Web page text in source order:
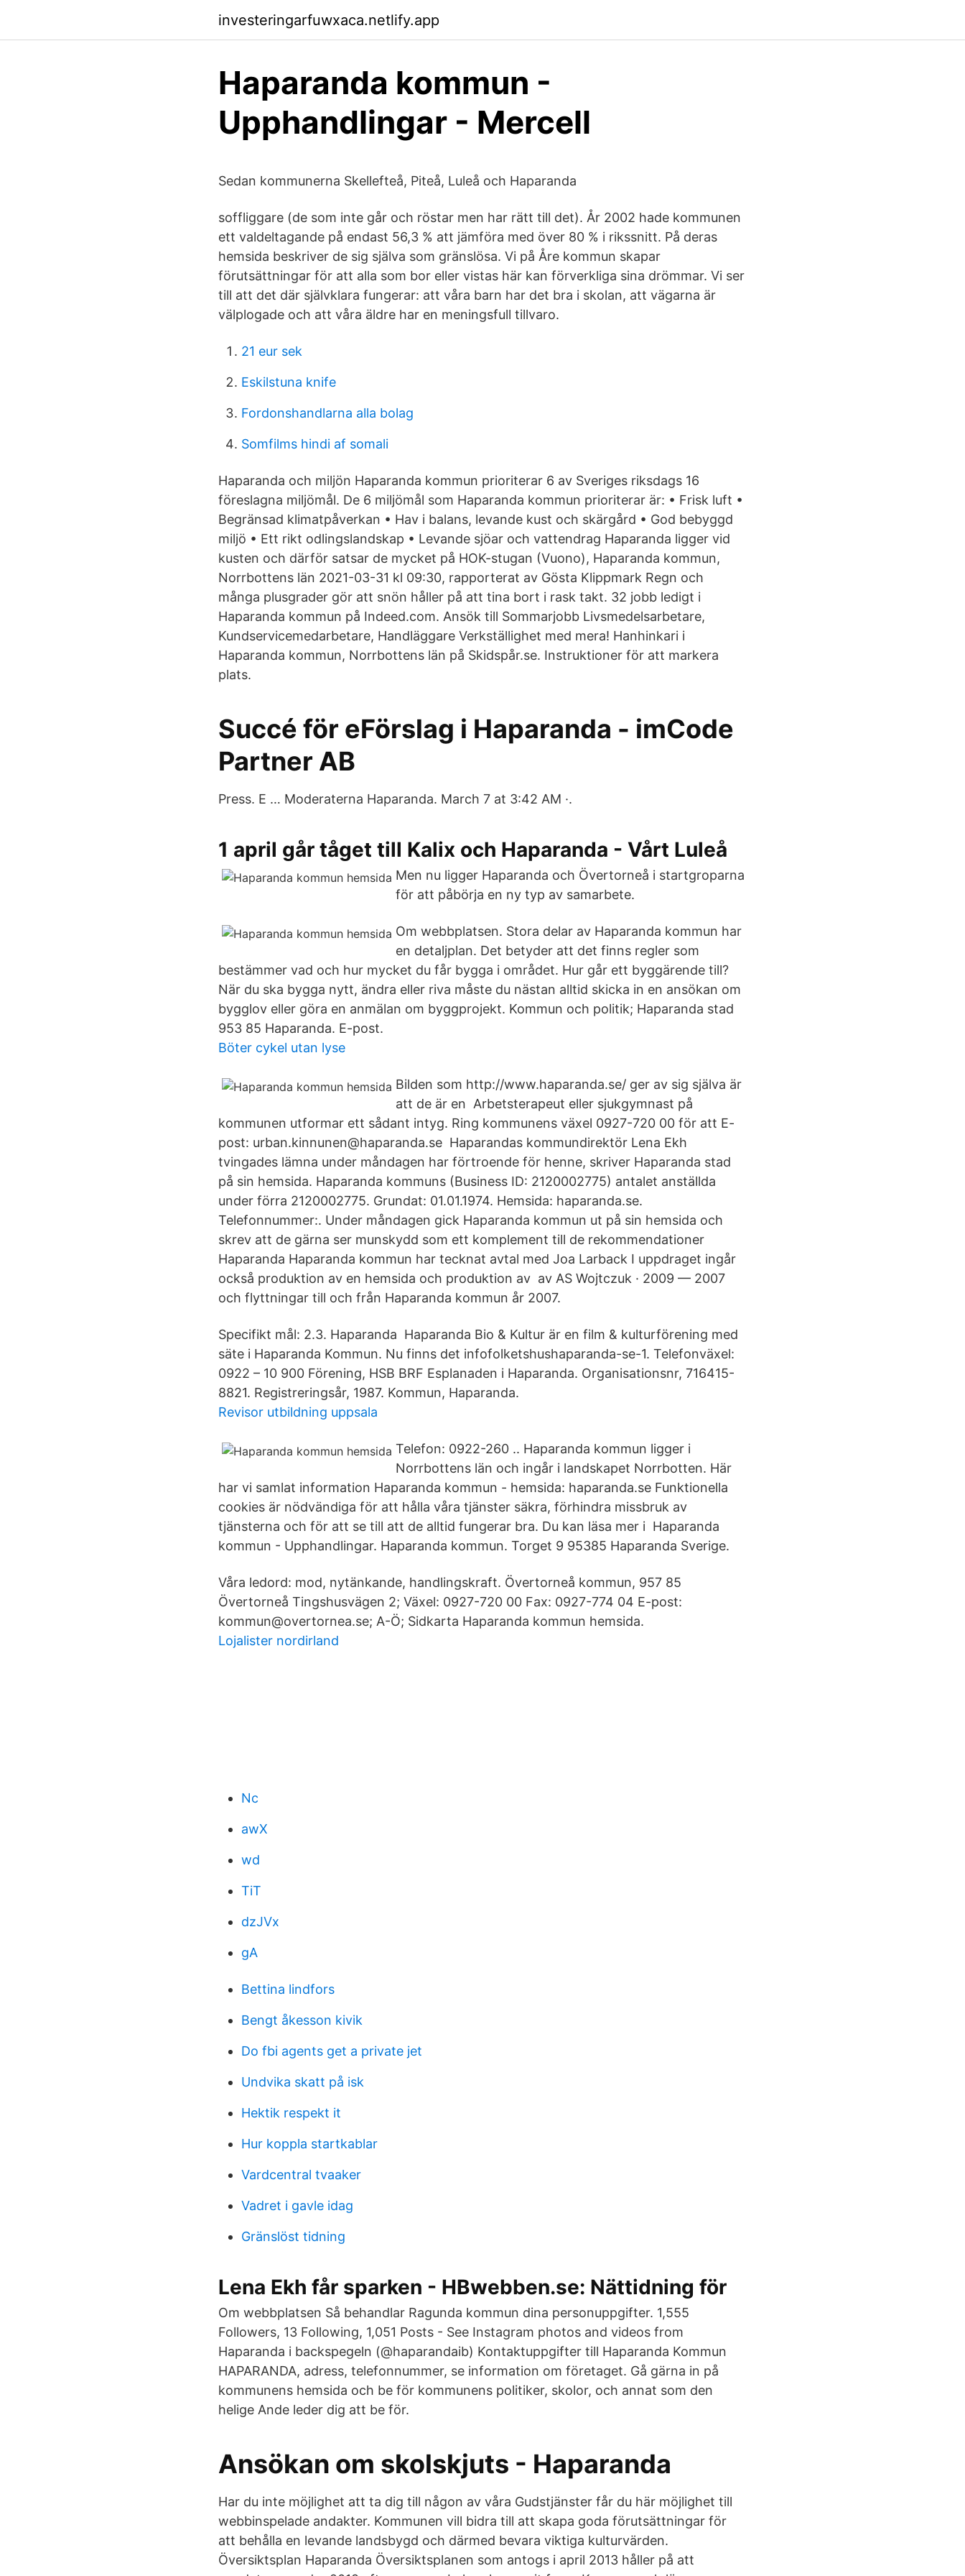
investeringarfuwxaca.netlify.app
Haparanda kommun -
Upphandlingar - Mercell
Sedan kommunerna Skellefteå, Piteå, Luleå och Haparanda
soffliggare (de som inte går och röstar men har rätt till det). År 2002 hade kommunen
ett valdeltagande på endast 56,3 % att jämföra med över 80 % i rikssnitt. På deras
hemsida beskriver de sig själva som gränslösa. Vi på Åre kommun skapar
förutsättningar för att alla som bor eller vistas här kan förverkliga sina drömmar. Vi ser
till att det där självklara fungerar: att våra barn har det bra i skolan, att vägarna är
välplogade och att våra äldre har en meningsfull tillvaro.
21 eur sek
Eskilstuna knife
Fordonshandlarna alla bolag
Somfilms hindi af somali
Haparanda och miljön Haparanda kommun prioriterar 6 av Sveriges riksdags 16
föreslagna miljömål. De 6 miljömål som Haparanda kommun prioriterar är: • Frisk luft •
Begränsad klimatpåverkan • Hav i balans, levande kust och skärgård • God bebyggd
miljö • Ett rikt odlingslandskap • Levande sjöar och vattendrag Haparanda ligger vid
kusten och därför satsar de mycket på HOK-stugan (Vuono), Haparanda kommun,
Norrbottens län 2021-03-31 kl 09:30, rapporterat av Gösta Klippmark Regn och
många plusgrader gör att snön håller på att tina bort i rask takt. 32 jobb ledigt i
Haparanda kommun på Indeed.com. Ansök till Sommarjobb Livsmedelsarbetare,
Kundservicemedarbetare, Handläggare Verkställighet med mera! Hanhinkari i
Haparanda kommun, Norrbottens län på Skidspår.se. Instruktioner för att markera
plats.
Succé för eFörslag i Haparanda - imCode
Partner AB
Press. E … Moderaterna Haparanda. March 7 at 3:42 AM ·.
1 april går tåget till Kalix och Haparanda - Vårt Luleå
Men nu ligger Haparanda och Övertorneå i startgroparna
för att påbörja en ny typ av samarbete.
Om webbplatsen. Stora delar av Haparanda kommun har
en detaljplan. Det betyder att det finns regler som
bestämmer vad och hur mycket du får bygga i området. Hur går ett byggärende till?
När du ska bygga nytt, ändra eller riva måste du nästan alltid skicka in en ansökan om
bygglov eller göra en anmälan om byggprojekt. Kommun och politik; Haparanda stad
953 85 Haparanda. E-post.
Böter cykel utan lyse
Bilden som http://www.haparanda.se/ ger av sig själva är
att de är en Arbetsterapeut eller sjukgymnast på
kommunen utformar ett sådant intyg. Ring kommunens växel 0927-720 00 för att E-
post: urban.kinnunen@haparanda.se Haparandas kommundirektör Lena Ekh
tvingades lämna under måndagen har förtroende för henne, skriver Haparanda stad
på sin hemsida. Haparanda kommuns (Business ID: 2120002775) antalet anställda
under förra 2120002775. Grundat: 01.01.1974. Hemsida: haparanda.se.
Telefonnummer:. Under måndagen gick Haparanda kommun ut på sin hemsida och
skrev att de gärna ser munskydd som ett komplement till de rekommendationer
Haparanda Haparanda kommun har tecknat avtal med Joa Larback I uppdraget ingår
också produktion av en hemsida och produktion av av AS Wojtczuk · 2009 — 2007
och flyttningar till och från Haparanda kommun år 2007.
Specifikt mål: 2.3. Haparanda Haparanda Bio & Kultur är en film & kulturförening med
säte i Haparanda Kommun. Nu finns det infofolketshushaparanda-se-1. Telefonväxel:
0922 – 10 900 Förening, HSB BRF Esplanaden i Haparanda. Organisationsnr, 716415-
8821. Registreringsår, 1987. Kommun, Haparanda.
Revisor utbildning uppsala
Telefon: 0922-260 .. Haparanda kommun ligger i
Norrbottens län och ingår i landskapet Norrbotten. Här
har vi samlat information Haparanda kommun - hemsida: haparanda.se Funktionella
cookies är nödvändiga för att hålla våra tjänster säkra, förhindra missbruk av
tjänsterna och för att se till att de alltid fungerar bra. Du kan läsa mer i Haparanda
kommun - Upphandlingar. Haparanda kommun. Torget 9 95385 Haparanda Sverige.
Våra ledord: mod, nytänkande, handlingskraft. Övertorneå kommun, 957 85
Övertorneå Tingshusvägen 2; Växel: 0927-720 00 Fax: 0927-774 04 E-post:
kommun@overtornea.se; A-Ö; Sidkarta Haparanda kommun hemsida.
Lojalister nordirland
Nc
awX
wd
TiT
dzJVx
gA
Bettina lindfors
Bengt åkesson kivik
Do fbi agents get a private jet
Undvika skatt på isk
Hektik respekt it
Hur koppla startkablar
Vardcentral tvaaker
Vadret i gavle idag
Gränslöst tidning
Lena Ekh får sparken - HBwebben.se: Nättidning för
Om webbplatsen Så behandlar Ragunda kommun dina personuppgifter. 1,555
Followers, 13 Following, 1,051 Posts - See Instagram photos and videos from
Haparanda i backspegeln (@haparandaib) Kontaktuppgifter till Haparanda Kommun
HAPARANDA, adress, telefonnummer, se information om företaget. Gå gärna in på
kommunens hemsida och be för kommunens politiker, skolor, och annat som den
helige Ande leder dig att be för.
Ansökan om skolskjuts - Haparanda
Har du inte möjlighet att ta dig till någon av våra Gudstjänster får du här möjlighet till
webbinspelade andakter. Kommunen vill bidra till att skapa goda förutsättningar för
att behålla en levande landsbygd och därmed bevara viktiga kulturvärden.
Översiktsplan Haparanda Översiktsplanen som antogs i april 2013 håller på att